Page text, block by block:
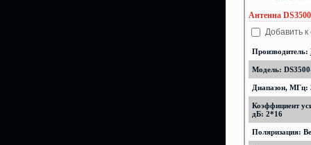
Антенна
Добавить
Производитель:
Модель:
Диапазон, МГц:
Коэффициент
дБ: 2*16
Поляризация: